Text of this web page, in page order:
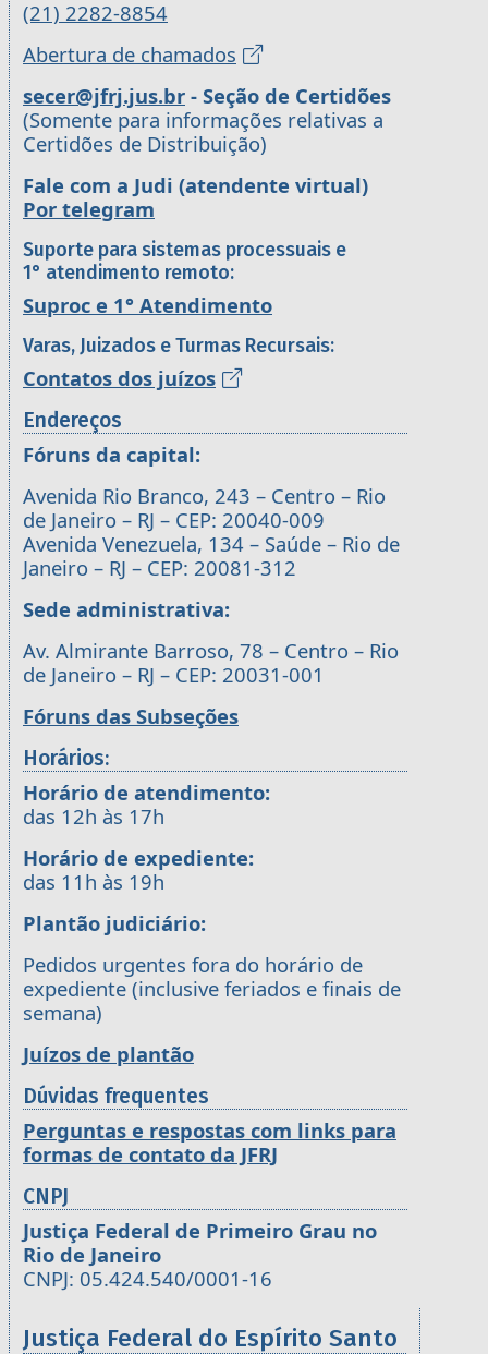
(21) 2282-8854
Abertura de chamados
secer@jfrj.jus.br - Seção de Certidões
(Somente para informações relativas a
Certidões de Distribuição)
Fale com a Judi (atendente virtual)
Por telegram
Suporte para sistemas processuais e
1° atendimento remoto:
Suproc e 1° Atendimento
Varas, Juizados e Turmas Recursais:
Contatos dos juízos
Endereços
Fóruns da capital:
Avenida Rio Branco, 243 – Centro – Rio
de Janeiro – RJ – CEP: 20040-009
Avenida Venezuela, 134 – Saúde – Rio de
Janeiro – RJ – CEP: 20081-312
Sede administrativa:
Av. Almirante Barroso, 78 – Centro – Rio
de Janeiro – RJ – CEP: 20031-001
Fóruns das Subseções
Horários:
Horário de atendimento:
das 12h às 17h
Horário de expediente:
das 11h às 19h
Plantão judiciário:
Pedidos urgentes fora do horário de
expediente (inclusive feriados e finais de
semana)
Juízos de plantão
Dúvidas frequentes
Perguntas e respostas com links para
formas de contato da JFRJ
CNPJ
Justiça Federal de Primeiro Grau no
Rio de Janeiro
CNPJ: 05.424.540/0001-16
Justiça Federal do Espírito Santo